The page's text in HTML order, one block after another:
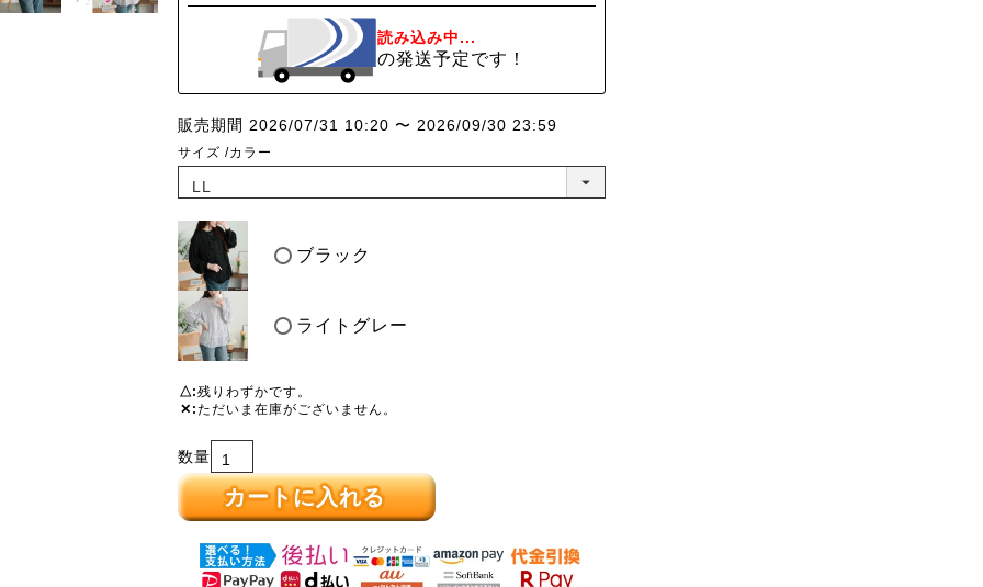
読み込み中...
の発送予定です！
販売期間 2026/07/31 10:20 〜 2026/09/30 23:59
サイズ カラー
ブラック
ライトグレー
△ 残りわずかです。
✕ ただいま在庫がございません。
カートに入れる